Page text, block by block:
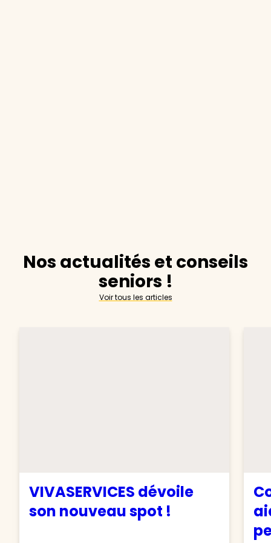
Nos actualités et conseils
seniors !
Voir tous les articles
VIVASERVICES dévoile
son nouveau spot !